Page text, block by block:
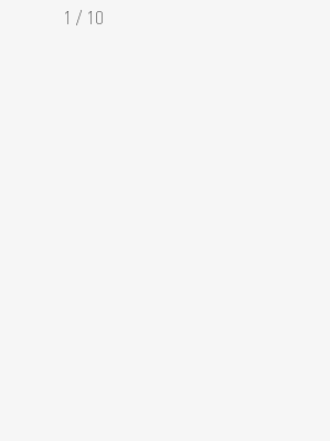
1 / 10